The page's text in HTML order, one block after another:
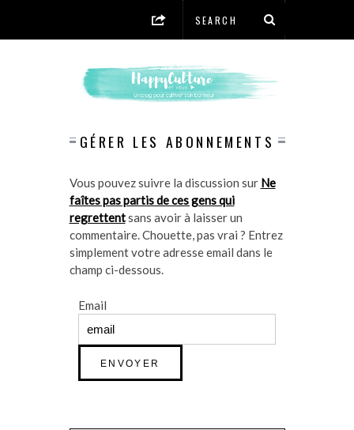
GÉRER LES ABONNEMENTS
Vous pouvez suivre la discussion sur Ne
faîtes pas partis de ces gens qui
regrettentsans avoir à laisser un
commentaire. Chouette, pas vrai ? Entrez
simplement votre adresse email dans le
champ ci-dessous.
Email